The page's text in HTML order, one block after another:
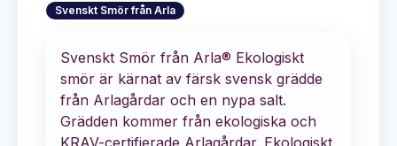
Svenskt Smör från Arla
Svenskt Smör från Arla® Ekologiskt
smör är kärnat av färsk svensk grädde
från Arlagårdar och en nypa salt.
Grädden kommer från ekologiska och
KRAV-certifierade Arlagårdar. Ekologiskt